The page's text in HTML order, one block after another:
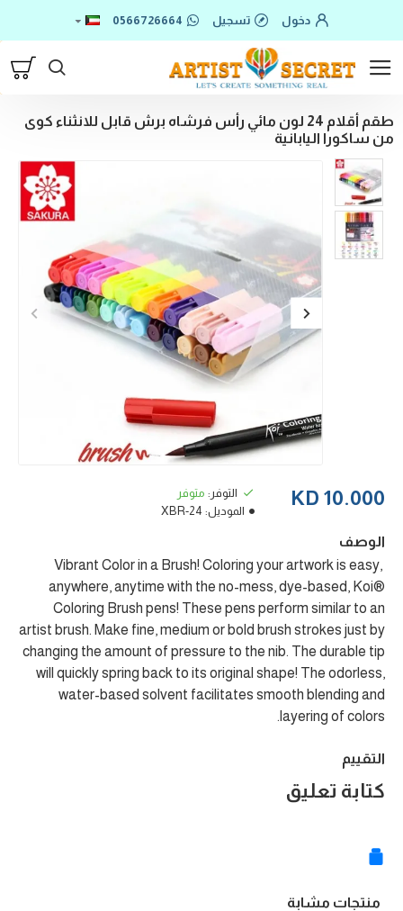
دخول تسجيل 0566726664
طقم أقلام 24 لون مائي رأس فرشاه برش قابل للانثناء كوى
من ساكورا اليابانية
10.000 KD التوفر: متوفر
الموديل: XBR-24
الوصف
Vibrant Color in a Brush! Coloring your artwork is easy,
anywhere, anytime with the no-mess, dye-based, Koi®
Coloring Brush pens! These pens perform similar to an
artist brush. Make fine, medium or bold brush strokes just by
changing the amount of pressure to the nib. The durable tip
will quickly spring back to its original shape! The odorless,
water-based solvent facilitates smooth blending and
layering of colors.
التقييم
كتابة تعليق
منتجات مشابة